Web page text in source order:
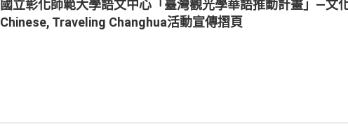
國立彰化師範大學語文中心「臺灣觀光學華語推動計畫」—文
Chinese, Traveling Changhua活動宣傳摺頁